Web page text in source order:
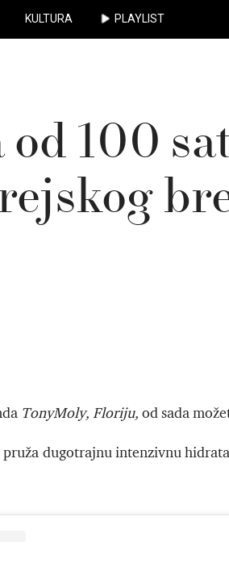
KULTURA PLAYLIST
100
TonyMoly, Floriju, od sada
dugotrajnu intenzivnu